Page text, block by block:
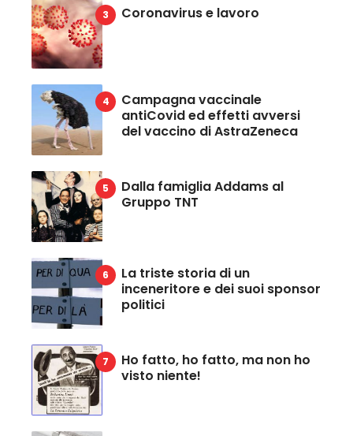
Coronavirus e lavoro
Campagna vaccinale
antiCovid ed effetti avversi
del vaccino di AstraZeneca
Dalla famiglia Addams al
Gruppo TNT
La triste storia di un
inceneritore e dei suoi sponsor
politici
Ho fatto, ho fatto, ma non ho
visto niente!